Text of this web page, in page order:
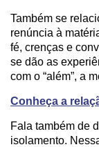
Também se
renúncia à
fé, crenças e
se dão as
com o “além”, a
Conheça a
Fala também de
isolamento.